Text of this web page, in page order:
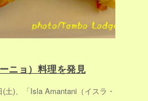
ニョ）料理を発見
土)、「Isla Amantani（イスラ・